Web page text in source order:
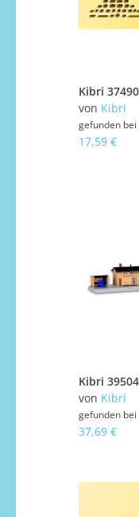
von Kibri
gefunden bei
17,59 €
von Kibri
gefunden bei
37,69 €